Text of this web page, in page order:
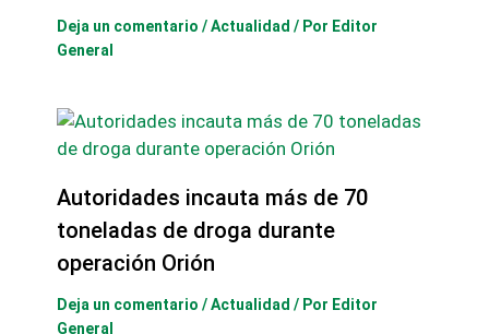
Deja un comentario /Actualidad / Por Editor
General
Autoridades incauta más de 70
toneladas de droga durante
operación Orión
Deja un comentario /Actualidad / Por Editor
General